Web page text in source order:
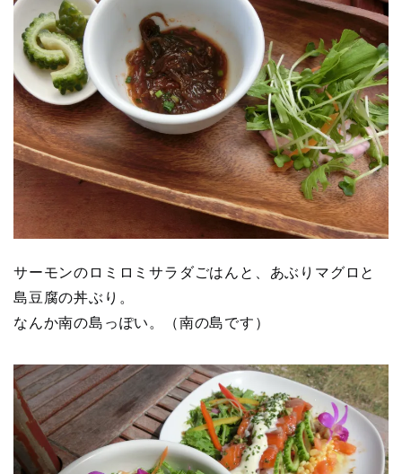
サーモンのロミロミサラダごはんと、あぶりマグロと
島豆腐の丼ぶり。
なんか南の島っぽい。（南の島です）